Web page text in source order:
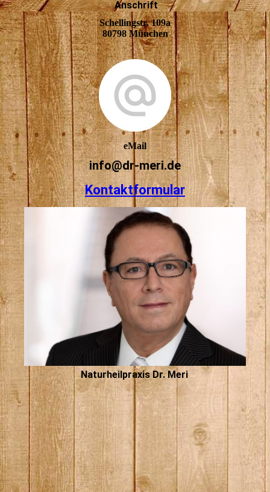
Anschrift
Schellingstr. 109a
80798 München
eMail
info@dr-meri.de
Kontaktformular
Naturheilpraxis Dr. Meri